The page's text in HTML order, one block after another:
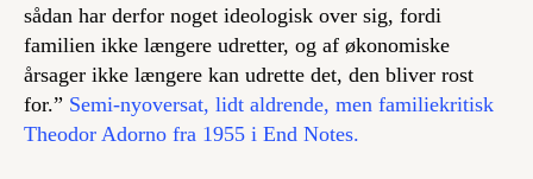
sådan har derfor noget ideologisk over sig, fordi
familien ikke længere udretter, og af økonomiske
årsager ikke længere kan udrette det, den bliver rost
for.” Semi-nyoversat, lidt aldrende, men familiekritisk
Theodor Adorno fra 1955 i End Notes.